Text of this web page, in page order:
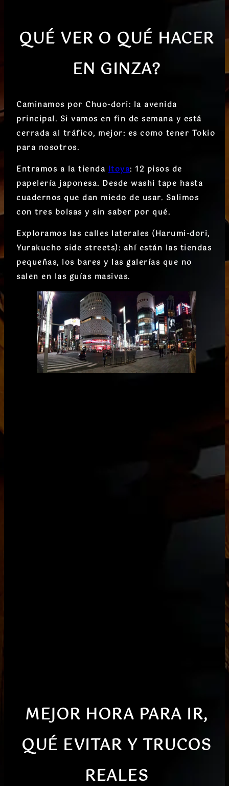
QUÉ VER O QUÉ HACER
EN GINZA?
Caminamos por Chuo-dori: la avenida
principal. Si vamos en fin de semana y está
cerrada al tráfico, mejor: es como tener Tokio
para nosotros.
Entramos a la tiendaItoya: 12 pisos de
papelería japonesa. Desde washi tape hasta
cuadernos que dan miedo de usar. Salimos
con tres bolsas y sin saber por qué.
Exploramos las calles laterales (Harumi-dori,
Yurakucho side streets): ahí están las tiendas
pequeñas, los bares y las galerías que no
salen en las guías masivas.
MEJOR HORA PARA IR,
QUÉ EVITAR Y TRUCOS
REALES